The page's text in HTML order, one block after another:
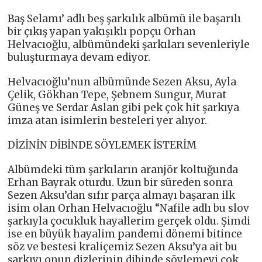
Baş Selamı’ adlı beş şarkılık albümü ile başarılı
bir çıkış yapan yakışıklı popçu Orhan
Helvacıoğlu, albümündeki şarkıları sevenleriyle
buluşturmaya devam ediyor.
Helvacıoğlu’nun albümünde Sezen Aksu, Ayla
Çelik, Gökhan Tepe, Şebnem Sungur, Murat
Güneş ve Serdar Aslan gibi pek çok hit şarkıya
imza atan isimlerin besteleri yer alıyor.
DİZİNİN DİBİNDE SÖYLEMEK İSTERİM
Albümdeki tüm şarkıların aranjör koltuğunda
Erhan Bayrak oturdu. Uzun bir süreden sonra
Sezen Aksu’dan sıfır parça almayı başaran ilk
isim olan Orhan Helvacıoğlu “Nafile adlı bu slov
şarkıyla çocukluk hayallerim gerçek oldu. Şimdi
ise en büyük hayalim pandemi dönemi bitince
söz ve bestesi kraliçemiz Sezen Aksu’ya ait bu